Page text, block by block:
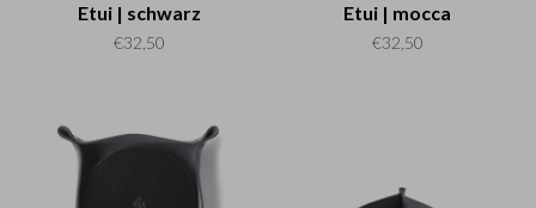
Etui | schwarz
€32,50
Etui | mocca
€32,50